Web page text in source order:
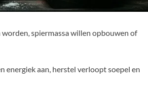
spiermassa willen opbouwen of
energiek aan, herstel verloopt soepel en